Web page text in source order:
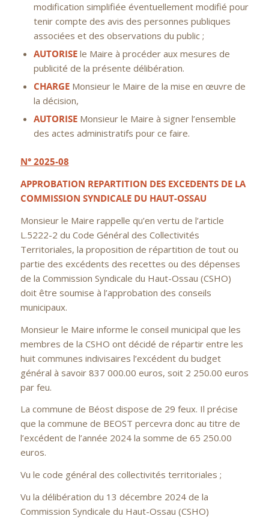
modification simplifiée éventuellement modifié pour
tenir compte des avis des personnes publiques
associées et des observations du public ;
AUTORISEle Maire à procéder aux mesures de
publicité de la présente délibération.
CHARGEMonsieur le Maire de la mise en œuvre de
la décision,
AUTORISE Monsieur le Maire à signer l’ensemble
des actes administratifs pour ce faire.
N° 2025-08
APPROBATION REPARTITION DES EXCEDENTS DE LA
COMMISSION SYNDICALE DU HAUT-OSSAU
Monsieur le Maire rappelle qu’en vertu de l’article
L.5222-2 du Code Général des Collectivités
Territoriales, la proposition de répartition de tout ou
partie des excédents des recettes ou des dépenses
de la Commission Syndicale du Haut-Ossau (CSHO)
doit être soumise à l’approbation des conseils
municipaux.
Monsieur le Maire informe le conseil municipal que les
membres de la CSHO ont décidé de répartir entre les
huit communes indivisaires l’excédent du budget
général à savoir 837 000.00 euros, soit 2 250.00 euros
par feu.
La commune de Béost dispose de 29 feux. Il précise
que la commune de BEOST percevra donc au titre de
l’excédent de l’année 2024 la somme de 65 250.00
euros.
Vu le code général des collectivités territoriales ;
Vu la délibération du 13 décembre 2024 de la
Commission Syndicale du Haut-Ossau (CSHO)